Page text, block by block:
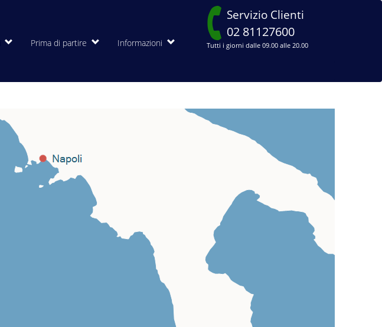
Prima di partire Informazioni
Servizio Clienti
02 81127600
Tutti i giorni dalle 09.00 alle 20.00